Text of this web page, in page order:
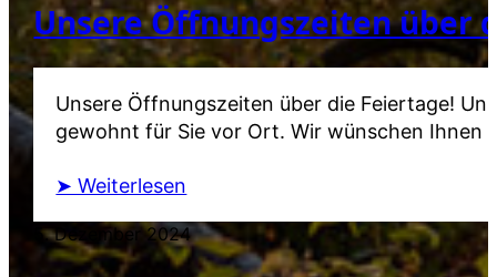
Unsere Öffnungszeiten über
Unsere Öffnungszeiten über die Feiertage!
gewohnt für Sie vor Ort. Wir wünschen Ihnen
➤ Weiterlesen
5. Dezember 2024